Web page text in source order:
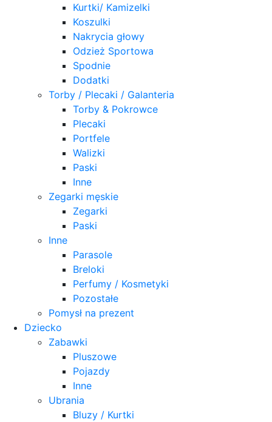
Kurtki/ Kamizelki
Koszulki
Nakrycia głowy
Odzież Sportowa
Spodnie
Dodatki
Torby / Plecaki / Galanteria
Torby & Pokrowce
Plecaki
Portfele
Walizki
Paski
Inne
Zegarki męskie
Zegarki
Paski
Inne
Parasole
Breloki
Perfumy / Kosmetyki
Pozostałe
Pomysł na prezent
Dziecko
Zabawki
Pluszowe
Pojazdy
Inne
Ubrania
Bluzy / Kurtki